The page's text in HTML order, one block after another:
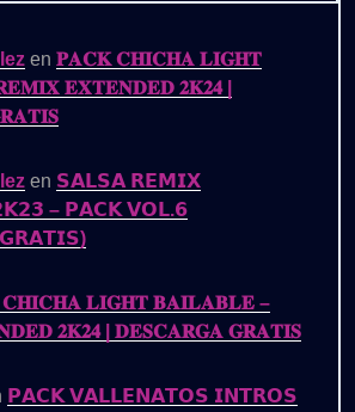
en 𝐏𝐀𝐂𝐊 𝐂𝐇𝐈𝐂𝐇𝐀 𝐋𝐈𝐆𝐇𝐓
𝐄𝐗𝐓𝐄𝐍𝐃𝐄𝐃 𝟐𝐊𝟐𝟒 |
en 𝗦𝗔𝗟𝗦𝗔 𝗥𝗘𝗠𝗜𝗫
– 𝗣𝗔𝗖𝗞 𝗩𝗢𝗟.𝟲
𝐋𝐈𝐆𝐇𝐓 𝐁𝐀𝐈𝐋𝐀𝐁𝐋𝐄 –
𝟐𝐊𝟐𝟒 | 𝐃𝐄𝐒𝐂𝐀𝐑𝐆𝐀 𝐆𝐑𝐀𝐓𝐈𝐒
𝗣𝗔𝗖𝗞 𝗩𝗔𝗟𝗟𝗘𝗡𝗔𝗧𝗢𝗦 𝗜𝗡𝗧𝗥𝗢𝗦